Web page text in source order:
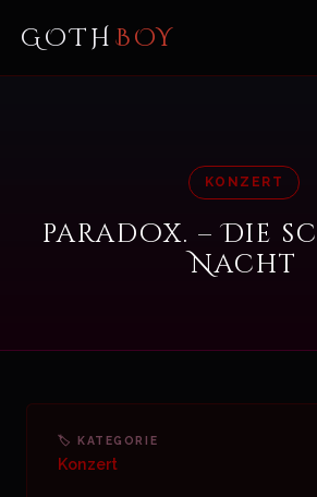
GOTH BOY
KONZERT
paradox. – Die
Nacht
🏷 KATEGORIE
Konzert